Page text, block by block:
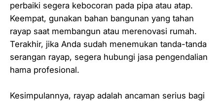
perbaiki segera kebocoran pada pipa atau atap.
Keempat, gunakan bahan bangunan yang tahan
rayap saat membangun atau merenovasi rumah.
Terakhir, jika Anda sudah menemukan tanda-tanda
serangan rayap, segera hubungi jasa pengendalian
hama profesional.
Kesimpulannya, rayap adalah ancaman serius bagi